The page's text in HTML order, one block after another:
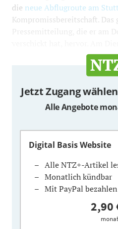
die neue Abflugroute am
Kompromissbereitschaft. Das
Pressemitteilung, die er am
Jetzt Zugang
Alle Angebote
Digital Basis Website
Alle NTZ+-Artikel
Monatlich kündbar
Mit PayPal bezahlen
2,90